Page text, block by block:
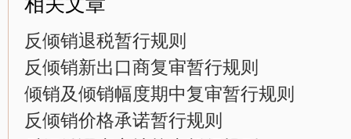
反倾销退税暂行规则
反倾销新出口商复审暂行规则
倾销及倾销幅度期中复审暂行规则
反倾销价格承诺暂行规则